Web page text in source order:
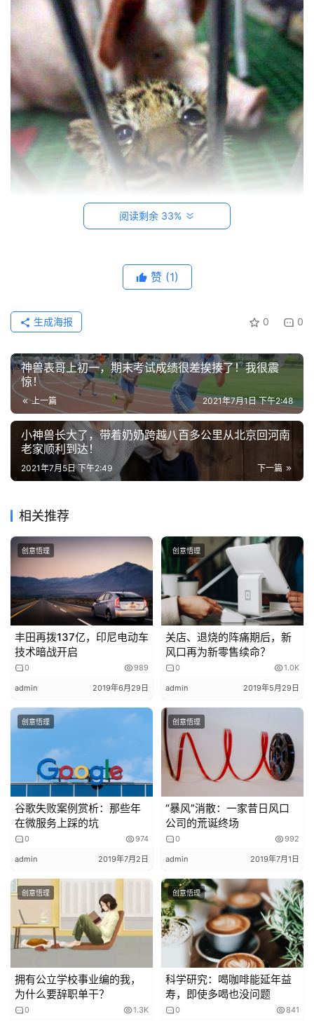
首
页
创
意
悟
理
笔
我
的
作
品
教
学
材
登录
在外国的一家动物园，就上演了这样一幕，一只小老虎出生
喝。动物园工作人员想了个办法，让它吃猪的母乳长大！
本来这只是一个设想，但是在尝试之后居然发现真的可行，
猪和小老虎相处融洽，并没有出现打架的情况。就这样，小
老虎把母猪当成妈妈一天天成长。
老虎和母猪依偎在一起，连动作表情都一样，饲养员吓坏
了，这只老虎难道真把自己当成猪了？
阅读剩余 33%
赞 (1)
0 0
生成海报
神兽表哥上初一，期末考试成绩很差挨揍了！我很震
惊！
上一篇 2021年7月1日 下午2:48
小神兽长大了，带着奶奶跨越八百多公里从北京回河南
老家顺利到达！
下一篇
2021年7月5日 下午2:49
相关推荐
创意悟理
丰田再拨137亿，印尼电动车
技术暗战开启
0 989
admin 2019年6月29日
创意悟理
关店、退烧的阵痛期后，新
风口再为新零售续命？
0 1.0K
admin 2019年5月29日
创意悟理
谷歌失败案例赏析：那些年
在微服务上踩的坑
0 974
admin 2019年7月2日
创意悟理
“暴风”消散：一家昔日风口
公司的荒诞终场
0 992
admin 2019年7月1日
创意悟理
拥有公立学校事业编的我，
为什么要辞职单干？
0 1.3K
创意悟理
科学研究：喝咖啡能延年益
寿，即使多喝也没问题
0 841